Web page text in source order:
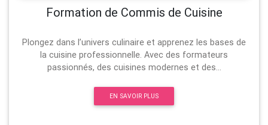
Formation de Commis de Cuisine
Plongez dans l’univers culinaire et apprenez les bases de
la cuisine professionnelle. Avec des formateurs
passionnés, des cuisines modernes et des...
EN SAVOIR PLUS